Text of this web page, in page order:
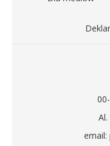
email: